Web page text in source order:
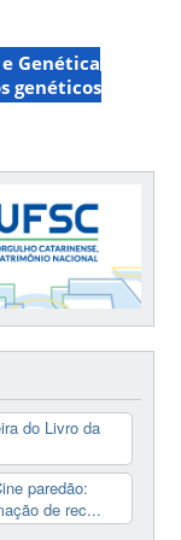
Genética
genéticos
do Livro da
paredão:
de rec...